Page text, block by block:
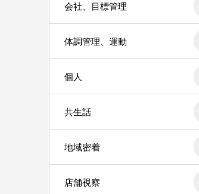
会社、目標管理
体調管理、運動
個人
共生話
地域密着
店舗視察